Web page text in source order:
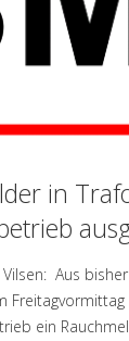
in
Vilsen: Aus
ein